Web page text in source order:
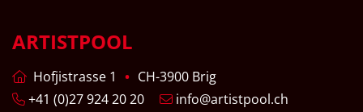
ARTISTPOOL
Hofjistrasse 1
CH-3900 Brig
+41 (0)27 924 20 20
info@artistpool.ch